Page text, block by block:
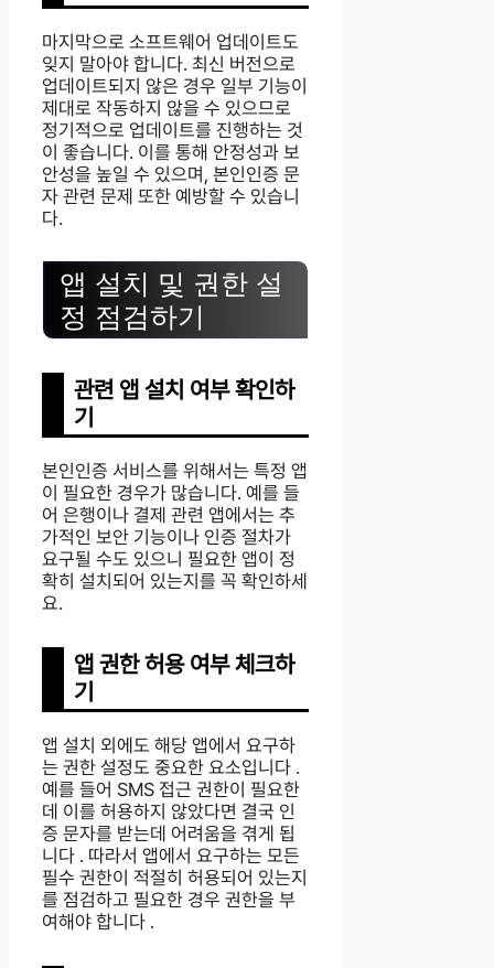
마지막으로 소프트웨어 업데이트도
잊지 말아야 합니다. 최신 버전으로
업데이트되지 않은 경우 일부 기능이
제대로 작동하지 않을 수 있으므로
정기적으로 업데이트를 진행하는 것
이 좋습니다. 이를 통해 안정성과 보
안성을 높일 수 있으며, 본인인증 문
자 관련 문제 또한 예방할 수 있습니
다.
앱 설치 및 권한 설
정 점검하기
관련 앱 설치 여부 확인하
기
본인인증 서비스를 위해서는 특정 앱
이 필요한 경우가 많습니다. 예를 들
어 은행이나 결제 관련 앱에서는 추
가적인 보안 기능이나 인증 절차가
요구될 수도 있으니 필요한 앱이 정
확히 설치되어 있는지를 꼭 확인하세
요.
앱 권한 허용 여부 체크하
기
앱 설치 외에도 해당 앱에서 요구하
는 권한 설정도 중요한 요소입니다 .
예를 들어 SMS 접근 권한이 필요한
데 이를 허용하지 않았다면 결국 인
증 문자를 받는데 어려움을 겪게 됩
니다 . 따라서 앱에서 요구하는 모든
필수 권한이 적절히 허용되어 있는지
를 점검하고 필요한 경우 권한을 부
여해야 합니다 .